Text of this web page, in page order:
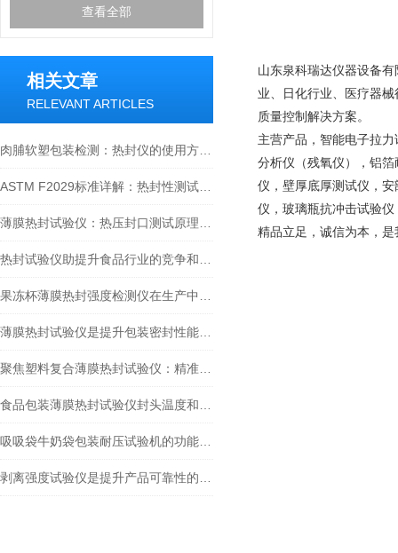
查看全部
相关文章
RELEVANT ARTICLES
山东泉科瑞达仪器设备
业、日化行业、医疗器
质量控制解决方案。
主营产品，智能电子拉
分析仪（残氧仪），铝
仪，壁厚底厚测试仪，
仪，玻璃瓶抗冲击试验
精品立足，诚信为本，